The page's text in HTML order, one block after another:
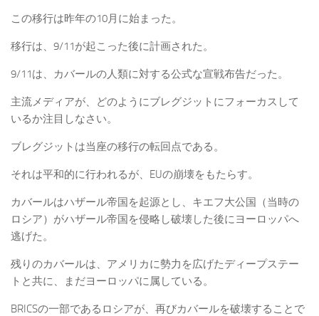
この移行は昨年の10月に始まった。
移行は、9/11が起こった後に計画された。
9/11は、カバールの人類に対する公式な宣戦布告だった。
主流メディアが、どのようにブレグジットにフォーカスして
いるか注目しなさい。
ブレグジットは当座の移行の転回点である。
それは平和的に行われるが、EUの崩壊をもたらす。
カバールはハザール帝国を起源とし、キエフ大公国（当時の
ロシア）がハザール帝国を侵略し破壊した後にヨーロッパへ
逃げた。
残りのカバールは、アメリカに勢力を広げたディープステー
トと共に、まだヨーロッパに属している。
BRICSの一部であるロシアが、再びカバールを破壊することで